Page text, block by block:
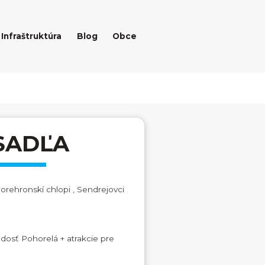
Infraštruktúra Blog Obce
chlopi , Sendrejovci
Pohorelá + atrakcie pre